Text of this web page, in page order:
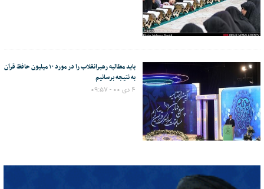
باید مطالبه رهبرانقلاب را در مورد ۱۰ میلیون حافظ قرآن
به نتیجه برسانیم
۴ دی ۰۰ - ۰۹:۵۷